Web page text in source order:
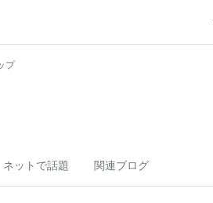
プ
ネットで話題 関連ブログ